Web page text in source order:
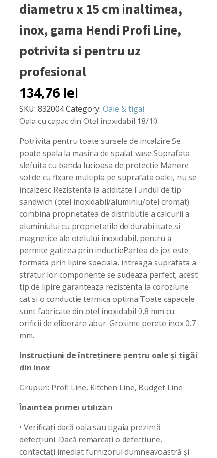
diametru x 15 cm inaltimea,
inox, gama Hendi Profi Line,
potrivita si pentru uz
profesional
134,76 lei
SKU: 832004Category: Oale & tigai
Oala cu capac din Otel inoxidabil 18/10.
Potrivita pentru toate sursele de incalzire Se
poate spala la masina de spalat vase Suprafata
slefuita cu banda lucioasa de protectie Manere
solide cu fixare multipla pe suprafata oalei, nu se
incalzesc Rezistenta la aciditate Fundul de tip
sandwich (otel inoxidabil/aluminiu/otel cromat)
combina proprietatea de distributie a caldurii a
aluminiului cu proprietatile de durabilitate si
magnetice ale otelului inoxidabil, pentru a
permite gatirea prin inductiePartea de jos este
formata prin lipire speciala, intreaga suprafata a
straturilor componente se sudeaza perfect; acest
tip de lipire garanteaza rezistenta la coroziune
cat si o conductie termica optima Toate capacele
sunt fabricate din otel inoxidabil 0,8 mm cu
orificii de eliberare abur. Grosime perete inox 0.7
mm.
Instrucțiuni de întreținere pentru oale și tigăi
din inox
Grupuri: Profi Line, Kitchen Line, Budget Line
Înaintea primei utilizări
• Verificați dacă oala sau tigaia prezintă
defecțiuni. Dacă remarcați o defecțiune,
contactați imediat furnizorul dumneavoastră și